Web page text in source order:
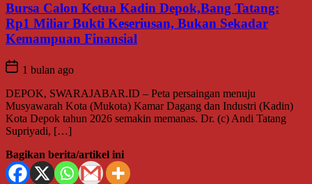
Bursa Calon Ketua Kadin Depok,Bang Tatang:
Rp1 Miliar Bukti Keseriusan, Bukan Sekadar
Kemampuan Finansial
1 bulan ago
DEPOK, SWARAJABAR.ID – Peta persaingan menuju
Musyawarah Kota (Mukota) Kamar Dagang dan Industri (Kadin)
Kota Depok tahun 2026 semakin memanas. Dr. (c) Andi Tatang
Supriyadi, […]
Bagikan berita/artikel ini